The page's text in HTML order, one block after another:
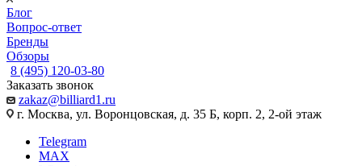
Блог
Вопрос-ответ
Бренды
Обзоры
8 (495) 120-03-80
Заказать звонок
zakaz@billiard1.ru
г. Москва, ул. Воронцовская, д. 35 Б, корп. 2, 2-ой этаж
Telegram
MAX